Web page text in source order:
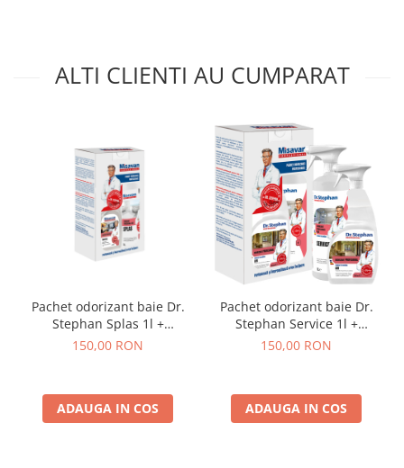
ALTI CLIENTI AU CUMPARAT
Pachet odorizant baie Dr.
Stephan Splas 1l +
odorizant camera Dr.
150,00 RON
ADAUGA IN COS
Pachet odorizant baie Dr.
Stephan Service 1l +
odorizant camera Dr.
150,00 RON
ADAUGA IN COS